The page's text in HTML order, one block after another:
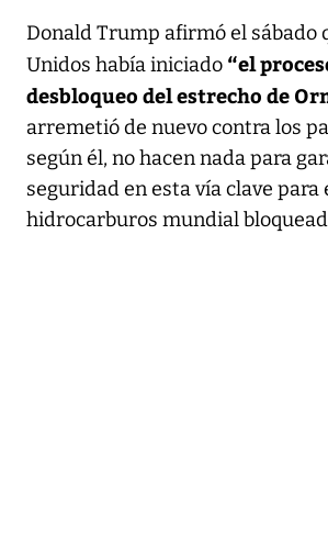
Donald Trump afirmó el sábado
Unidos había iniciado “el
desbloqueo del estrecho de
arremetió de nuevo contra los
según él, no hacen nada para
seguridad en esta vía clave para
hidrocarburos mundial